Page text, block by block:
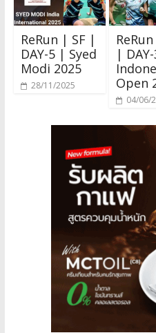
ReRun | SF |
DAY-5 | Syed
Modi 2025
28/11/2025
|
Open
04/06/